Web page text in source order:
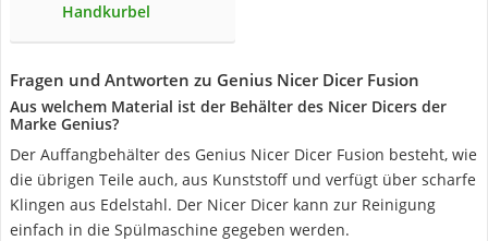
Handkurbel
Fragen und Antworten zu Genius Nicer Dicer Fusion
Aus welchem Material ist der Behälter des Nicer Dicers der
Marke Genius?
Der Auffangbehälter des Genius Nicer Dicer Fusion besteht, wie
die übrigen Teile auch, aus Kunststoff und verfügt über scharfe
Klingen aus Edelstahl. Der Nicer Dicer kann zur Reinigung
einfach in die Spülmaschine gegeben werden.